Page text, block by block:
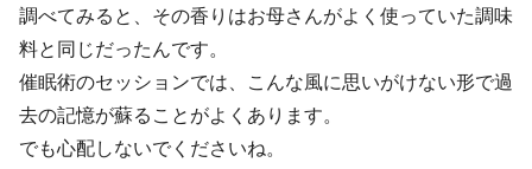
調べてみると、その香りはお母さんがよく使っていた調味
料と同じだったんです。
催眠術のセッションでは、こんな風に思いがけない形で過
去の記憶が蘇ることがよくあります。
でも心配しないでくださいね。